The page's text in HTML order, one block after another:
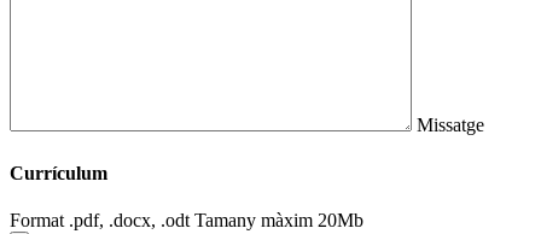
Missatge
Currículum
Format .pdf, .docx, .odt Tamany màxim 20Mb